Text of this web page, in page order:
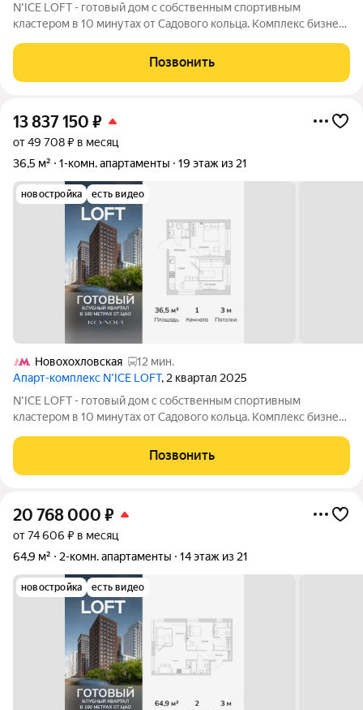
N'ICE LOFT - готовый дом с собственным спортивным
кластером в 10 минутах от Садового кольца. Комплекс бизнес-
компания КОЛДИ, представляет собой знаковое жилое
пространство, на территории которого
Позвонить
13 837 150 ₽
от 49 708 ₽ в месяц
36,5 м²
1-комн. апартаменты 19 этаж из 21
новостройка есть видео
Новохохловская
12 мин.
Апарт-комплекс N’ICE LOFT, 2 квартал 2025
N'ICE LOFT - готовый дом с собственным спортивным
кластером в 10 минутах от Садового кольца. Комплекс бизнес-
компания КОЛДИ, представляет собой знаковое жилое
пространство, на территории которого
Позвонить
20 768 000 ₽
от 74 606 ₽ в месяц
64,9 м²
2-комн. апартаменты 14 этаж из 21
новостройка есть видео